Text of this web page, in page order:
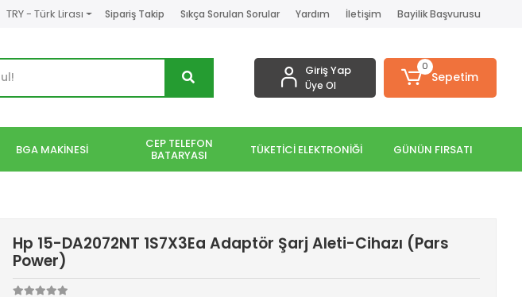
TRY - Türk Lirası Sipariş Takip Sıkça Sorulan Sorular Yardım İletişim Bayilik Başvurusu
Giriş Yap
Üye Ol
0
Sepetim
BGA MAKİNESİ CEP TELEFON
BATARYASI TÜKETİCİ ELEKTRONİĞİ GÜNÜN FIRSATI
Hp 15-DA2072NT 1S7X3Ea Adaptör Şarj Aleti-Cihazı (Pars
Power)